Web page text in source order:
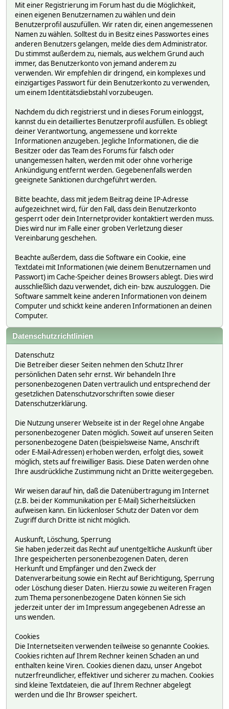
Mit einer Registrierung im Forum hast du die Möglichkeit,
einen eigenen Benutzernamen zu wählen und dein
Benutzerprofil auszufüllen. Wir raten dir, einen angemessenen
Namen zu wählen. Solltest du in Besitz eines Passwortes eines
anderen Benutzers gelangen, melde dies dem Administrator.
Du stimmst außerdem zu, niemals, aus welchem Grund auch
immer, das Benutzerkonto von jemand anderem zu
verwenden. Wir empfehlen dir dringend, ein komplexes und
einzigartiges Passwort für dein Benutzerkonto zu verwenden,
um einem Identitätsdiebstahl vorzubeugen.
Nachdem du dich registrierst und in dieses Forum einloggst,
kannst du ein detailliertes Benutzerprofil ausfüllen. Es obliegt
deiner Verantwortung, angemessene und korrekte
Informationen anzugeben. Jegliche Informationen, die die
Besitzer oder das Team des Forums für falsch oder
unangemessen halten, werden mit oder ohne vorherige
Ankündigung entfernt werden. Gegebenenfalls werden
geeignete Sanktionen durchgeführt werden.
Bitte beachte, dass mit jedem Beitrag deine IP-Adresse
aufgezeichnet wird, für den Fall, dass dein Benutzerkonto
gesperrt oder dein Internetprovider kontaktiert werden muss.
Dies wird nur im Falle einer groben Verletzung dieser
Vereinbarung geschehen.
Beachte außerdem, dass die Software ein Cookie, eine
Textdatei mit Informationen (wie deinem Benutzernamen und
Passwort) im Cache-Speicher deines Browsers ablegt. Dies wird
ausschließlich dazu verwendet, dich ein- bzw. auszuloggen. Die
Software sammelt keine anderen Informationen von deinem
Computer und schickt keine anderen Informationen an deinen
Computer.
Datenschutzrichtlinien
Datenschutz
Die Betreiber dieser Seiten nehmen den Schutz Ihrer
persönlichen Daten sehr ernst. Wir behandeln Ihre
personenbezogenen Daten vertraulich und entsprechend der
gesetzlichen Datenschutzvorschriften sowie dieser
Datenschutzerklärung.
Die Nutzung unserer Webseite ist in der Regel ohne Angabe
personenbezogener Daten möglich. Soweit auf unseren Seiten
personenbezogene Daten (beispielsweise Name, Anschrift
oder E-Mail-Adressen) erhoben werden, erfolgt dies, soweit
möglich, stets auf freiwilliger Basis. Diese Daten werden ohne
Ihre ausdrückliche Zustimmung nicht an Dritte weitergegeben.
Wir weisen darauf hin, daß die Datenübertragung im Internet
(z.B. bei der Kommunikation per E-Mail) Sicherheitslücken
aufweisen kann. Ein lückenloser Schutz der Daten vor dem
Zugriff durch Dritte ist nicht möglich.
Auskunft, Löschung, Sperrung
Sie haben jederzeit das Recht auf unentgeltliche Auskunft über
Ihre gespeicherten personenbezogenen Daten, deren
Herkunft und Empfänger und den Zweck der
Datenverarbeitung sowie ein Recht auf Berichtigung, Sperrung
oder Löschung dieser Daten. Hierzu sowie zu weiteren Fragen
zum Thema personenbezogene Daten können Sie sich
jederzeit unter der im Impressum angegebenen Adresse an
uns wenden.
Cookies
Die Internetseiten verwenden teilweise so genannte Cookies.
Cookies richten auf Ihrem Rechner keinen Schaden an und
enthalten keine Viren. Cookies dienen dazu, unser Angebot
nutzerfreundlicher, effektiver und sicherer zu machen. Cookies
sind kleine Textdateien, die auf Ihrem Rechner abgelegt
werden und die Ihr Browser speichert.